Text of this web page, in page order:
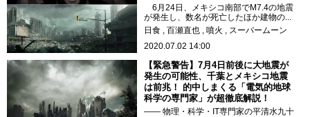
6月24日、メキシコ南部でM7.4の地震
が発生し、数名が死亡したほか建物の...
日食
百瀬直也 噴火
スーパームーン
2020.07.02 14:00
【緊急警告】7月4日前後に大地震が
発生の可能性、千葉とメキシコ地震
は前兆！ 的中しまくる「電気的地球
科学の専門家」が超徹底解説！
―― 物理・科学・IT専門家の平清水九十